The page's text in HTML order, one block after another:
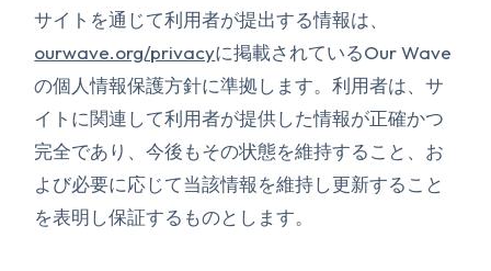
サイトを通じて利用者が提出する情報は、
ourwave.org/privacyに掲載されているOur Wave
の個人情報保護方針に準拠します。利用者は、サ
イトに関連して利用者が提供した情報が正確かつ
完全であり、今後もその状態を維持すること、お
よび必要に応じて当該情報を維持し更新すること
を表明し保証するものとします。